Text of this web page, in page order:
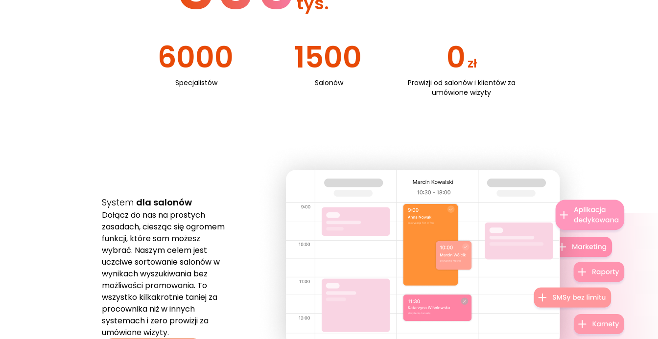
6000
Specjalistów
1500
Salonów
0 zł
Prowizji od salonów i klientów za
umówione wizyty
System dla salonów
Dołącz do nas na prostych
zasadach, ciesząc się ogromem
funkcji, które sam możesz
wybrać. Naszym celem jest
uczciwe sortowanie salonów w
wynikach wyszukiwania bez
możliwości promowania. To
wszystko kilkakrotnie taniej za
procownika niż w innych
systemach i zero prowizji za
umówione wizyty.